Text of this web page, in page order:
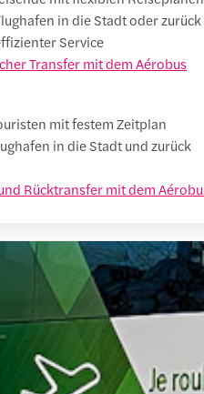
in die Stadt oder zurück
Service
Transfer mit dem Aérobus
mit festem Zeitplan
in die Stadt und zurück
Rücktransfer mit dem